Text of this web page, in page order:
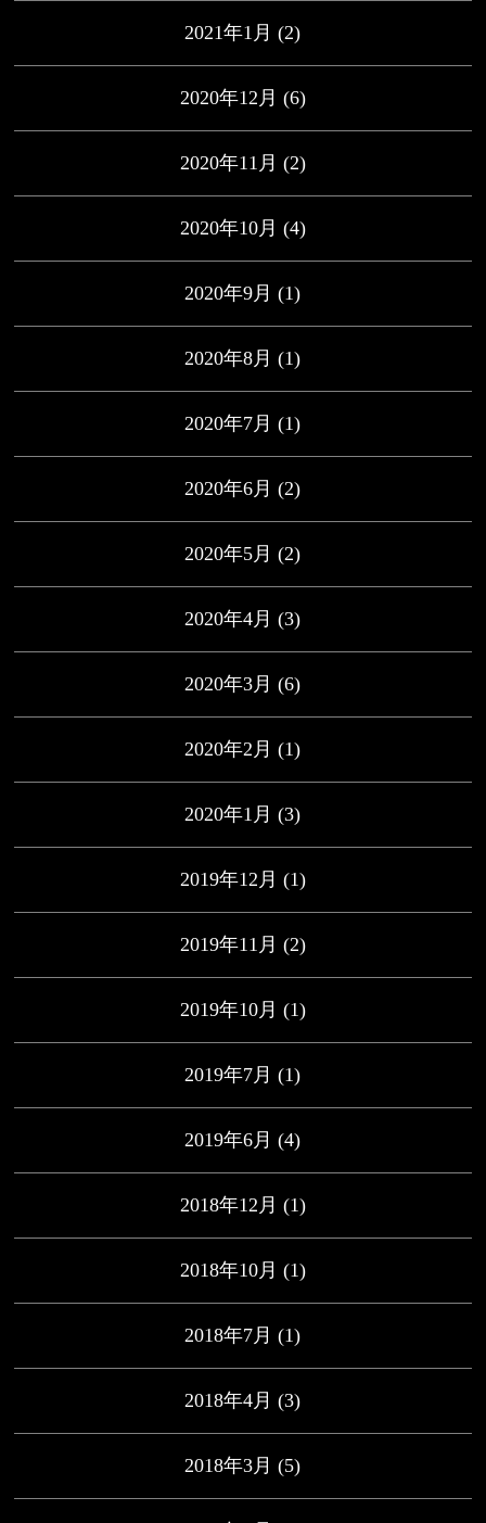
2021年1月 (2)
2020年12月 (6)
2020年11月 (2)
2020年10月 (4)
2020年9月 (1)
2020年8月 (1)
2020年7月 (1)
2020年6月 (2)
2020年5月 (2)
2020年4月 (3)
2020年3月 (6)
2020年2月 (1)
2020年1月 (3)
2019年12月 (1)
2019年11月 (2)
2019年10月 (1)
2019年7月 (1)
2019年6月 (4)
2018年12月 (1)
2018年10月 (1)
2018年7月 (1)
2018年4月 (3)
2018年3月 (5)